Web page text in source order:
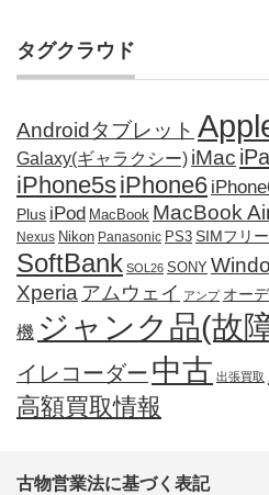
タグクラウド
Androidタブレット
Galaxy(ギャラクシー) iMac
iPhone5siPhone6
Plus iPod MacBook MacBook
Nexus Nikon Panasonic PS3 SIMフリー
SoftBank SOL26 SONY
Xperia アムウェイ アンプ オー
機 ジャンク品(故
イレコーダー 中古 出張買取
高額買取情報
古物営業法に基づく表記